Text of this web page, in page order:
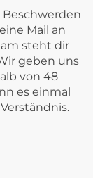
Mail an
steht dir
geben uns
von 48
es einmal